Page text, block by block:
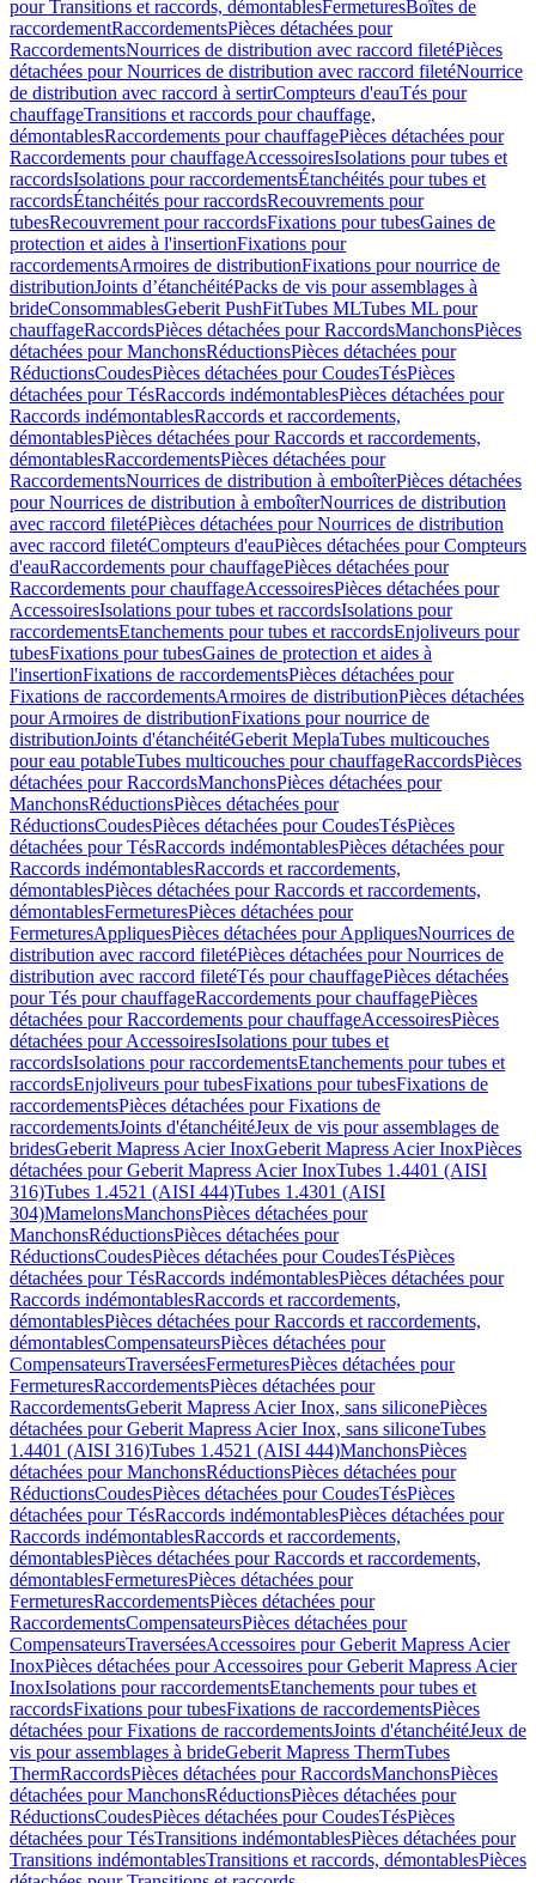
pour Transitions et raccords, démontablesFermeturesBoîtes de
raccordementRaccordementsPièces détachées pour
RaccordementsNourrices de distribution avec raccord filetéPièces
détachées pour Nourrices de distribution avec raccord filetéNourrice
de distribution avec raccord à sertirCompteurs d'eauTés pour
chauffageTransitions et raccords pour chauffage,
démontablesRaccordements pour chauffagePièces détachées pour
Raccordements pour chauffageAccessoiresIsolations pour tubes et
raccordsIsolations pour raccordementsÉtanchéités pour tubes et
raccordsÉtanchéités pour raccordsRecouvrements pour
tubesRecouvrement pour raccordsFixations pour tubesGaines de
protection et aides à l'insertionFixations pour
raccordementsArmoires de distributionFixations pour nourrice de
distributionJoints d’étanchéitéPacks de vis pour assemblages à
brideConsommablesGeberit PushFitTubes MLTubes ML pour
chauffageRaccordsPièces détachées pour RaccordsManchonsPièces
détachées pour ManchonsRéductionsPièces détachées pour
RéductionsCoudesPièces détachées pour CoudesTésPièces
détachées pour TésRaccords indémontablesPièces détachées pour
Raccords indémontablesRaccords et raccordements,
démontablesPièces détachées pour Raccords et raccordements,
démontablesRaccordementsPièces détachées pour
RaccordementsNourrices de distribution à emboîterPièces détachées
pour Nourrices de distribution à emboîterNourrices de distribution
avec raccord filetéPièces détachées pour Nourrices de distribution
avec raccord filetéCompteurs d'eauPièces détachées pour Compteurs
d'eauRaccordements pour chauffagePièces détachées pour
Raccordements pour chauffageAccessoiresPièces détachées pour
AccessoiresIsolations pour tubes et raccordsIsolations pour
raccordementsEtanchements pour tubes et raccordsEnjoliveurs pour
tubesFixations pour tubesGaines de protection et aides à
l'insertionFixations de raccordementsPièces détachées pour
Fixations de raccordementsArmoires de distributionPièces détachées
pour Armoires de distributionFixations pour nourrice de
distributionJoints d'étanchéitéGeberit MeplaTubes multicouches
pour eau potableTubes multicouches pour chauffageRaccordsPièces
détachées pour RaccordsManchonsPièces détachées pour
ManchonsRéductionsPièces détachées pour
RéductionsCoudesPièces détachées pour CoudesTésPièces
détachées pour TésRaccords indémontablesPièces détachées pour
Raccords indémontablesRaccords et raccordements,
démontablesPièces détachées pour Raccords et raccordements,
démontablesFermeturesPièces détachées pour
FermeturesAppliquesPièces détachées pour AppliquesNourrices de
distribution avec raccord filetéPièces détachées pour Nourrices de
distribution avec raccord filetéTés pour chauffagePièces détachées
pour Tés pour chauffageRaccordements pour chauffagePièces
détachées pour Raccordements pour chauffageAccessoiresPièces
détachées pour AccessoiresIsolations pour tubes et
raccordsIsolations pour raccordementsEtanchements pour tubes et
raccordsEnjoliveurs pour tubesFixations pour tubesFixations de
raccordementsPièces détachées pour Fixations de
raccordementsJoints d'étanchéitéJeux de vis pour assemblages de
bridesGeberit Mapress Acier InoxGeberit Mapress Acier InoxPièces
détachées pour Geberit Mapress Acier InoxTubes 1.4401 (AISI
316)Tubes 1.4521 (AISI 444)Tubes 1.4301 (AISI
304)MamelonsManchonsPièces détachées pour
ManchonsRéductionsPièces détachées pour
RéductionsCoudesPièces détachées pour CoudesTésPièces
détachées pour TésRaccords indémontablesPièces détachées pour
Raccords indémontablesRaccords et raccordements,
démontablesPièces détachées pour Raccords et raccordements,
démontablesCompensateursPièces détachées pour
CompensateursTraverséesFermeturesPièces détachées pour
FermeturesRaccordementsPièces détachées pour
RaccordementsGeberit Mapress Acier Inox, sans siliconePièces
détachées pour Geberit Mapress Acier Inox, sans siliconeTubes
1.4401 (AISI 316)Tubes 1.4521 (AISI 444)ManchonsPièces
détachées pour ManchonsRéductionsPièces détachées pour
RéductionsCoudesPièces détachées pour CoudesTésPièces
détachées pour TésRaccords indémontablesPièces détachées pour
Raccords indémontablesRaccords et raccordements,
démontablesPièces détachées pour Raccords et raccordements,
démontablesFermeturesPièces détachées pour
FermeturesRaccordementsPièces détachées pour
RaccordementsCompensateursPièces détachées pour
CompensateursTraverséesAccessoires pour Geberit Mapress Acier
InoxPièces détachées pour Accessoires pour Geberit Mapress Acier
InoxIsolations pour raccordementsEtanchements pour tubes et
raccordsFixations pour tubesFixations de raccordementsPièces
détachées pour Fixations de raccordementsJoints d'étanchéitéJeux de
vis pour assemblages à brideGeberit Mapress ThermTubes
ThermRaccordsPièces détachées pour RaccordsManchonsPièces
détachées pour ManchonsRéductionsPièces détachées pour
RéductionsCoudesPièces détachées pour CoudesTésPièces
détachées pour TésTransitions indémontablesPièces détachées pour
Transitions indémontablesTransitions et raccords, démontablesPièces